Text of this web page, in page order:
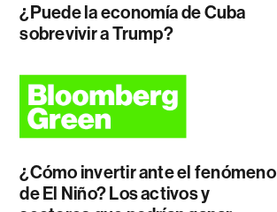
¿Puede la economía de Cuba
sobrevivir a Trump?
¿Cómo invertir ante el fenómeno
de El Niño? Los activos y